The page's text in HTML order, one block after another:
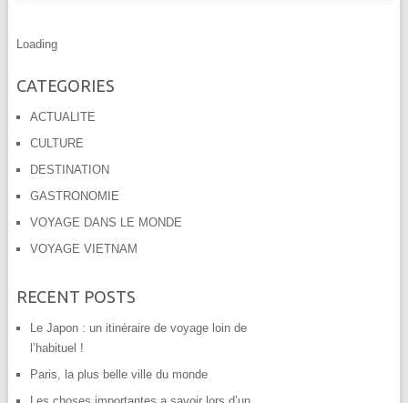
Loading
CATEGORIES
ACTUALITE
CULTURE
DESTINATION
GASTRONOMIE
VOYAGE DANS LE MONDE
VOYAGE VIETNAM
RECENT POSTS
Le Japon : un itinéraire de voyage loin de
l’habituel !
Paris, la plus belle ville du monde